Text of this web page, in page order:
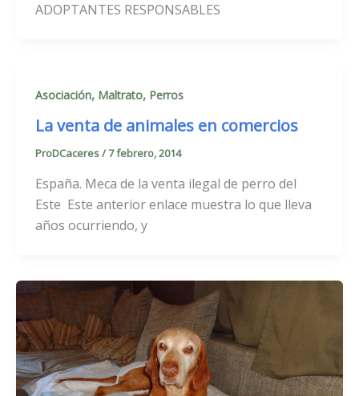
ADOPTANTES RESPONSABLES
Asociación, Maltrato, Perros
La venta de animales en comercios
ProDCaceres/7 febrero, 2014
España. Meca de la venta ilegal de perro del
Este Este anterior enlace muestra lo que lleva
años ocurriendo, y